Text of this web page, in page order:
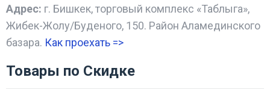
Адрес: г. Бишкек, торговый комплекс «Таблыга»,
Жибек-Жолу/Буденого, 150. Район Аламединского
базара. Как проехать =>
Товары по Скидке